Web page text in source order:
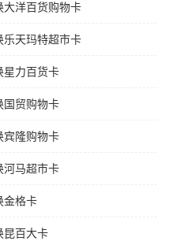
大洋百货购物卡
乐天玛特超市卡
星力百货卡
国贸购物卡
宾隆购物卡
河马超市卡
金格卡
昆百大卡